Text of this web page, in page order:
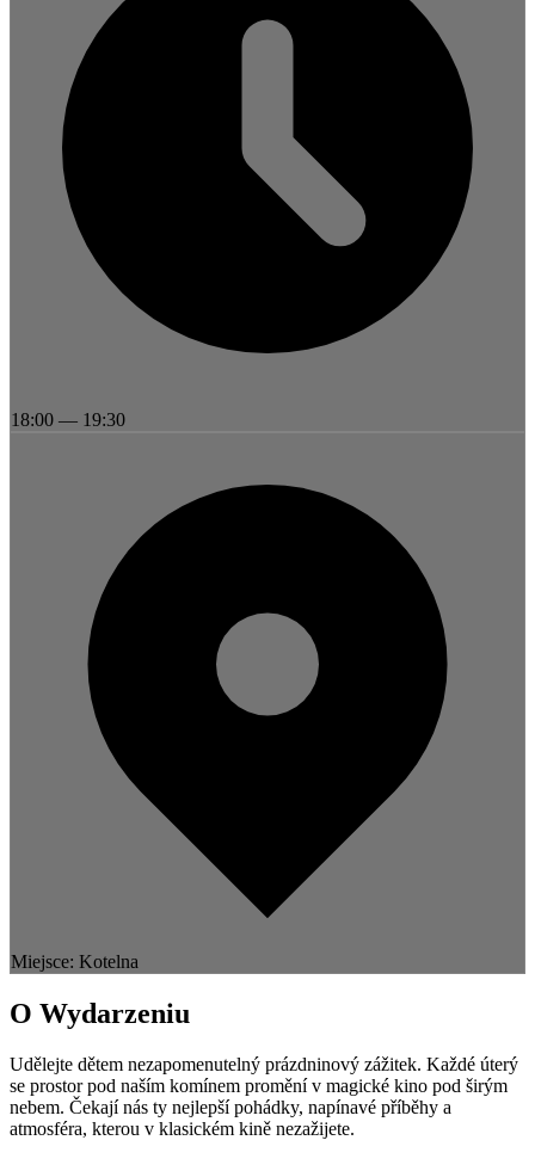
18:00 — 19:30
Miejsce: Kotelna
O Wydarzeniu
Udělejte dětem nezapomenutelný prázdninový zážitek. Každé úterý
se prostor pod naším komínem promění v magické kino pod širým
nebem. Čekají nás ty nejlepší pohádky, napínavé příběhy a
atmosféra, kterou v klasickém kině nezažijete.